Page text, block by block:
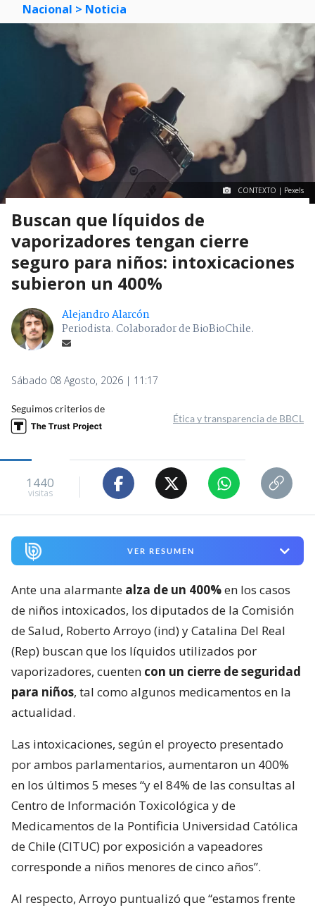
Nacional > Noticia
CONTEXTO | Pexels
Buscan que líquidos de
vaporizadores tengan cierre
seguro para niños: intoxicaciones
subieron un 400%
Alejandro Alarcón
Periodista. Colaborador de BioBioChile.
Sábado 08 Agosto, 2026 | 11:17
Seguimos criterios de
Ética y transparencia de BBCL
1440
visitas
VER RESUMEN
Ante una alarmante alza de un 400%en los casos
de niños intoxicados, los diputados de la Comisión
de Salud, Roberto Arroyo (ind) y Catalina Del Real
(Rep) buscan que los líquidos utilizados por
vaporizadores, cuenten con un cierre de seguridad
para niños, tal como algunos medicamentos en la
actualidad.
Las intoxicaciones, según el proyecto presentado
por ambos parlamentarios, aumentaron un 400%
en los últimos 5 meses “y el 84% de las consultas al
Centro de Información Toxicológica y de
Medicamentos de la Pontificia Universidad Católica
de Chile (CITUC) por exposición a vapeadores
corresponde a niños menores de cinco años”.
Al respecto, Arroyo puntualizó que “estamos frente